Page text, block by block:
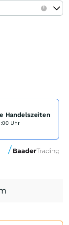
Handelszeiten
Uhr